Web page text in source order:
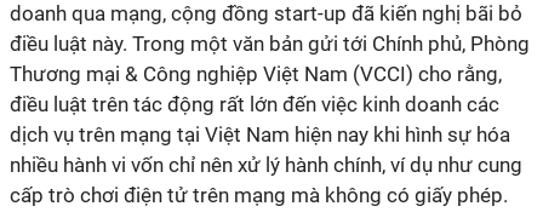
doanh qua mạng, cộng đồng start-up đã kiến nghị bãi bỏ
điều luật này. Trong một văn bản gửi tới Chính phủ, Phòng
Thương mại & Công nghiệp Việt Nam (VCCI) cho rằng,
điều luật trên tác động rất lớn đến việc kinh doanh các
dịch vụ trên mạng tại Việt Nam hiện nay khi hình sự hóa
nhiều hành vi vốn chỉ nên xử lý hành chính, ví dụ như cung
cấp trò chơi điện tử trên mạng mà không có giấy phép.